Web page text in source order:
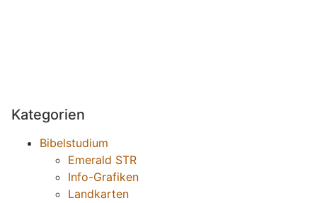
Kategorien
Bibelstudium
Emerald STR
Info-Grafiken
Landkarten